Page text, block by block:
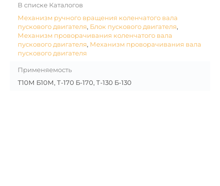
В списке Каталогов
Механизм ручного вращения коленчатого вала
пускового двигателя, Блок пускового двигателя,
Механизм проворачивания коленчатого вала
пускового двигателя, Механизм проворачивания вала
пускового двигателя
Применяемость
Т10М Б10М, Т-170 Б-170, Т-130 Б-130